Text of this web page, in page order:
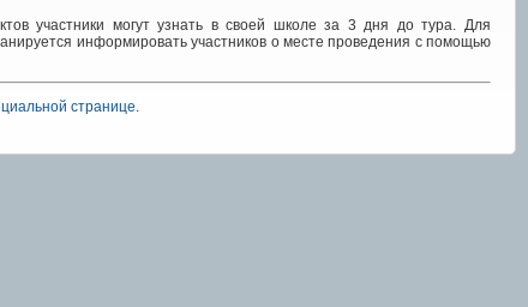
участники могут узнать в своей школе за 3 дня до тура. Для
информировать участников о месте проведения с помощью
странице.